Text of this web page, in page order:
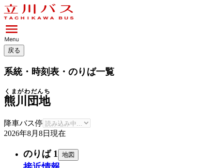
戻る
系統・時刻表・のりば一覧
熊川団地
くまがわだんち
降車バス停
2026年8月8日 現在
のりば 1 地図